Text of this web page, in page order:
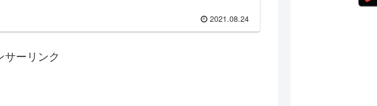
2021.08.24
サーリンク